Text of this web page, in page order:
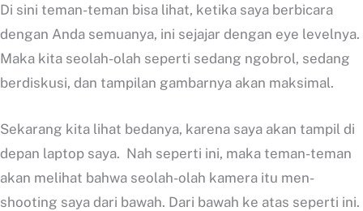
Di sini teman-teman bisa lihat, ketika saya berbicara
dengan Anda semuanya, ini sejajar dengan eye levelnya.
Maka kita seolah-olah seperti sedang ngobrol, sedang
berdiskusi, dan tampilan gambarnya akan maksimal.
Sekarang kita lihat bedanya, karena saya akan tampil di
depan laptop saya. Nah seperti ini, maka teman-teman
akan melihat bahwa seolah-olah kamera itu men-
shooting saya dari bawah. Dari bawah ke atas seperti ini.